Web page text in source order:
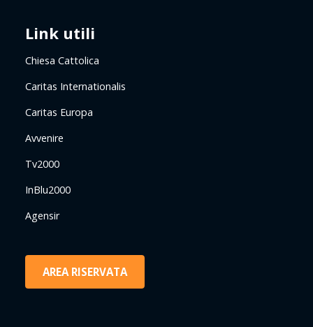
Link utili
Chiesa Cattolica
Caritas Internationalis
Caritas Europa
Avvenire
Tv2000
InBlu2000
Agensir
AREA RISERVATA